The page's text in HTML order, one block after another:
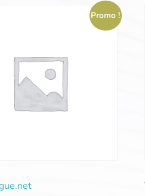
Promo !